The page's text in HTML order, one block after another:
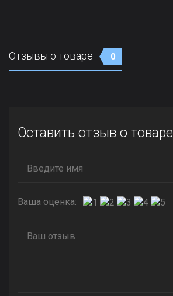
Отзывы о товаре 0
Оставить отзыв о товаре
Ваша оценка: